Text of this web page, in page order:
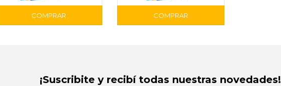
¡Suscribite y recibí todas nuestras novedades!